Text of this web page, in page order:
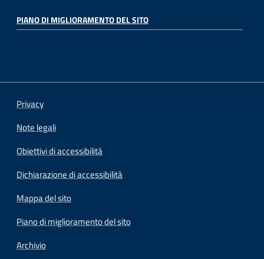
PIANO DI MIGLIORAMENTO DEL SITO
Privacy
Note legali
Obiettivi di accessibilità
Dichiarazione di accessibilità
Mappa del sito
Piano di miglioramento del sito
Archivio